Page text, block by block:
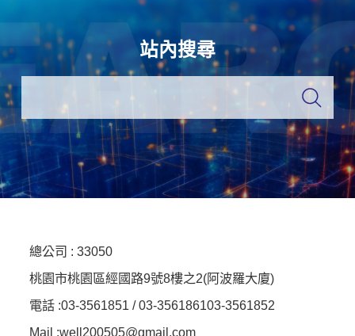
站內搜尋
總公司 : 33050
桃園市桃園區經國路9號8樓之2(阿波羅大廈)
電話 :03-3561851 / 03-356186103-3561852
Mail :well200505@gmail.com